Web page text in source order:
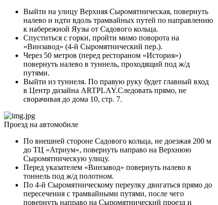
Выйти на улицу Верхняя Сыромятническая, повернуть
налево и идти вдоль трамвайных путей по направлению
к набережной Яузы от Садового кольца.
Спуститься с горки, пройти мимо поворота на
«Винзавод» (4-й Сыромятнический пер.).
Через 50 метров (перед рестораном «История»)
повернуть налево в туннель, проходящий под ж/д
путями.
Выйти из туннеля. По правую руку будет главный вход
в Центр дизайна ARTPLAY.Следовать прямо, не
сворачивая до дома 10, стр. 7.
Проезд на автомобиле
По внешней стороне Садового кольца, не доезжая 200 м
до ТЦ «Атриум», повернуть направо на Верхнюю
Сыромятническую улицу.
Перед указателем «Винзавод» повернуть налево в
тоннель под ж/д полотном.
По 4-й Сыромятническому переулку двигаться прямо до
пересечения с трамвайными путями, после чего
повернуть направо на Сыромятнический проезд и